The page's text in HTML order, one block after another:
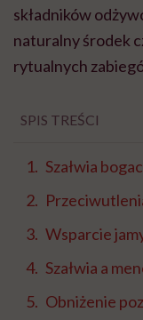
składników
naturalny środek
rytualnych
SPIS TREŚCI
Szałwia
Wsparcie
Szałwia a
Obniżenie